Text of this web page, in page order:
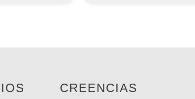
CREENCIAS